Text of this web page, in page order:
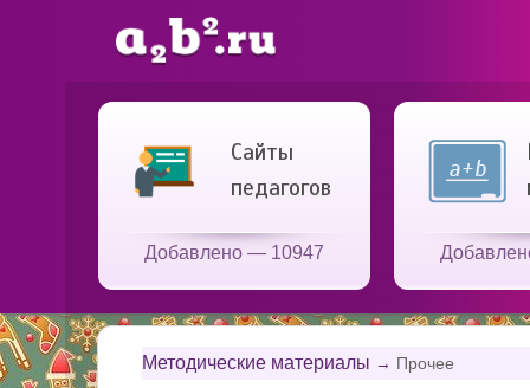
Сайты
педагогов
Добавлено — 10947
Методические материалы → Прочее